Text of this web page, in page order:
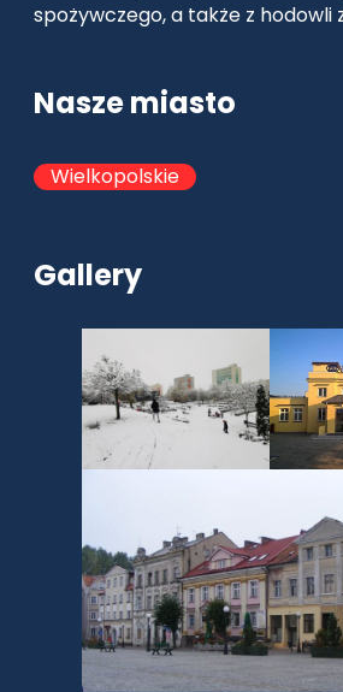
spożywczego, a także z hodowli
Nasze miasto
Wielkopolskie
Gallery